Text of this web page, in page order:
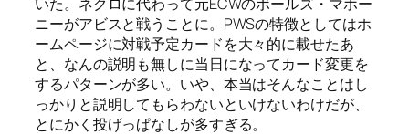
ニーがアビスと戦うことに。PWSの特徴としてはホ
ームページに対戦予定カードを大々的に載せたあ
と、なんの説明も無しに当日になってカード変更を
するパターンが多い。いや、本当はそんなことはし
っかりと説明してもらわないといけないわけだが、
とにかく投げっぱなしが多すぎる。